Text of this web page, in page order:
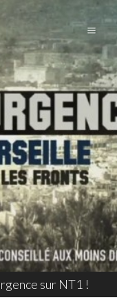
sur NT1 !